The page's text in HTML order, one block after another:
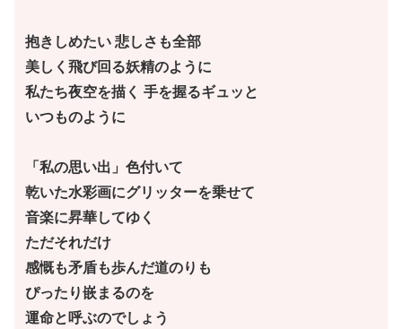
抱きしめたい 悲しさも全部
美しく飛び回る妖精のように
私たち夜空を描く 手を握るギュッと
いつものように
「私の思い出」色付いて
乾いた水彩画にグリッターを乗せて
音楽に昇華してゆく
ただそれだけ
感慨も矛盾も歩んだ道のりも
ぴったり嵌まるのを
運命と呼ぶのでしょう